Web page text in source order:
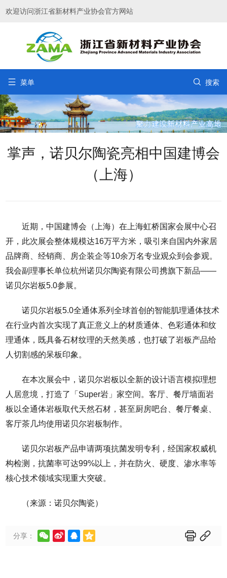
欢迎访问浙江省新材料产业协会官方网站
 菜单  搜索
掌声，诺贝尔陶瓷亮相中国建博会
（上海）
近期，中国建博会（上海）在上海虹桥国家会展中心召
开，此次展会整体规模达16万平方米，吸引来自国内外家居
品牌商、经销商、房企装企等10余万名专业观众到会参观。
我会副理事长单位杭州诺贝尔陶瓷有限公司携旗下新品——
诺贝尔岩板5.0参展。
诺贝尔岩板5.0全通体系列全球首创的智能肌理通体技术
在行业内首次实现了真正意义上的材质通体、色彩通体和纹
理通体，既具备石材纹理的天然美感，也打破了岩板产品给
人切割感的呆板印象。
在本次展会中，诺贝尔岩板以全新的设计语言模拟理想
人居意境，打造了「Super岩」家空间。客厅、餐厅墙面岩
板以全通体岩板取代天然石材，甚至厨房吧台、餐厅餐桌、
客厅茶几均使用诺贝尔岩板制作。
诺贝尔岩板产品申请两项抗菌发明专利，经国家权威机
构检测，抗菌率可达99%以上，并在防火、硬度、渗水率等
核心技术领域实现重大突破。
（来源：诺贝尔陶瓷）
分享：      